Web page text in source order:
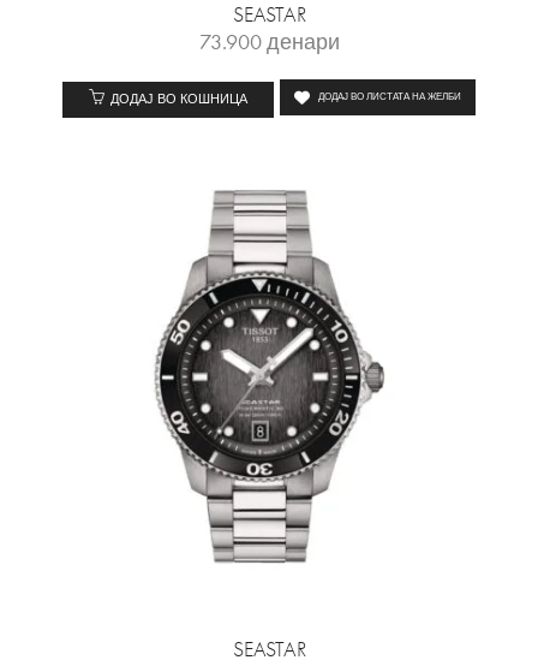
SEASTAR
73.900денари
ДОДАЈ ВО КОШНИЦА ДОДАЈ ВО ЛИСТАТА НА ЖЕЛБИ
SEASTAR